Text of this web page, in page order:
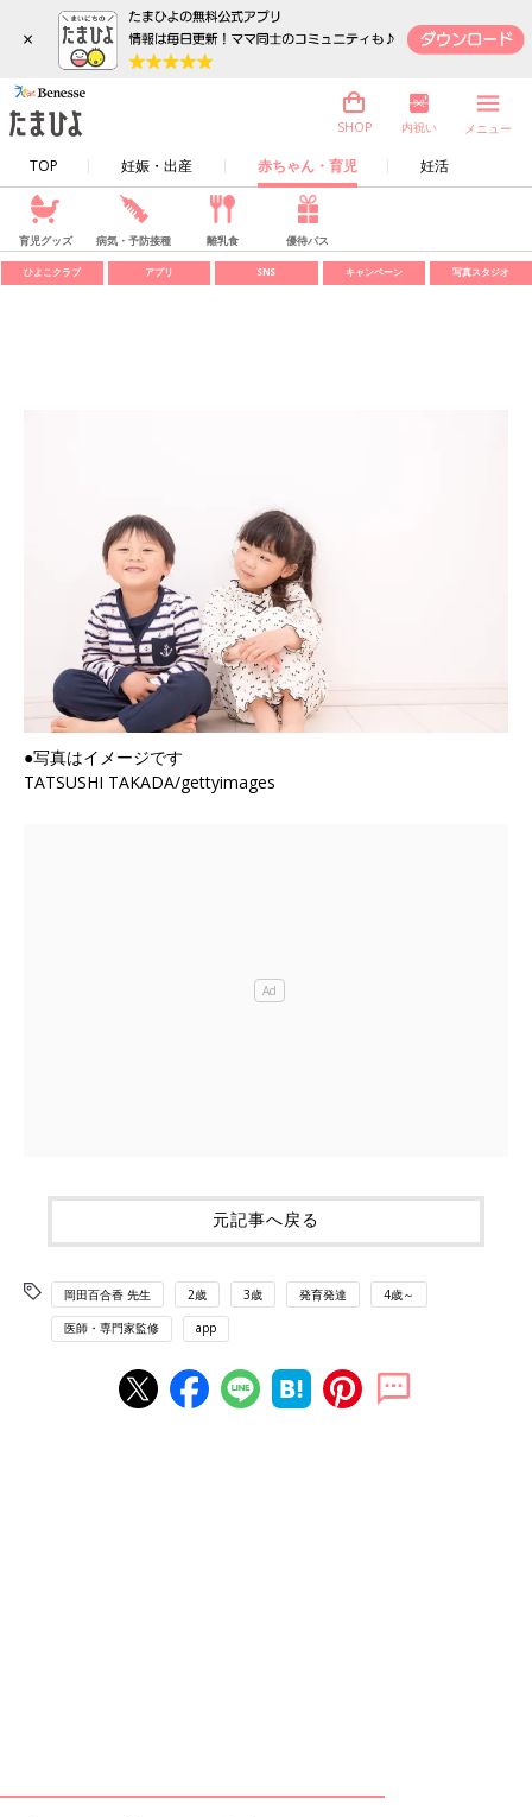
×
TOP 妊娠・出産 赤ちゃん・育児 妊活
SHOP 内祝い メニュー
育児グッズ 病気・予防接種 離乳食 優待パス
ひよこクラブ アプリ SNS キャンペーン 写真スタジオ
●写真はイメージです
TATSUSHI TAKADA/gettyimages
元記事へ戻る
岡田百合香 先生 2歳 3歳 発育発達 4歳～
医師・専門家監修 app